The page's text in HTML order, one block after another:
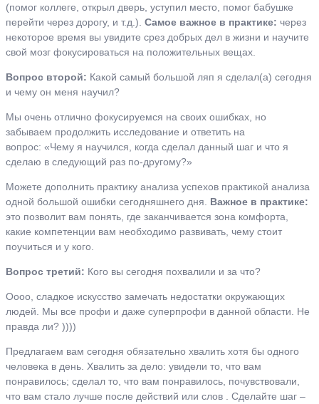
(помог коллеге, открыл дверь, уступил место, помог бабушке
перейти через дорогу, и т.д.). Самое важное в практике: через
некоторое время вы увидите срез добрых дел в жизни и научите
свой мозг фокусироваться на положительных вещах.
Вопрос второй: Какой самый большой ляп я сделал(а) сегодня
и чему он меня научил?
Мы очень отлично фокусируемся на своих ошибках, но
забываем продолжить исследование и ответить на
вопрос: «Чему я научился, когда сделал данный шаг и что я
сделаю в следующий раз по-другому?»
Можете дополнить практику анализа успехов практикой анализа
одной большой ошибки сегодняшнего дня. Важное в практике:
это позволит вам понять, где заканчивается зона комфорта,
какие компетенции вам необходимо развивать, чему стоит
поучиться и у кого.
Вопрос третий: Кого вы сегодня похвалили и за что?
Оооо, сладкое искусство замечать недостатки окружающих
людей. Мы все профи и даже суперпрофи в данной области. Не
правда ли? ))))
Предлагаем вам сегодня обязательно хвалить хотя бы одного
человека в день. Хвалить за дело: увидели то, что вам
понравилось; сделал то, что вам понравилось, почувствовали,
что вам стало лучше после действий или слов . Сделайте шаг –